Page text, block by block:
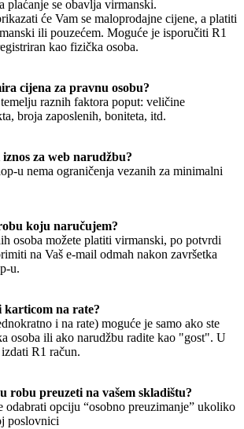
plaćanje se obavlja virmanski.
će Vam se maloprodajne cijene, a platiti
ili pouzećem. Moguće je isporučiti R1
kao fizička osoba.
cijena za pravnu osobu?
raznih faktora poput: veličine
broja zaposlenih, boniteta, itd.
za web narudžbu?
u nema ograničenja vezanih za minimalni
koju naručujem?
osoba možete platiti virmanski, po potvrdi
na Vaš e-mail odmah nakon završetka
u.
na rate?
i na rate) moguće je samo ako ste
osoba ili ako narudžbu radite kao "gost". U
R1 račun.
robu preuzeti na vašem skladištu?
opciju “osobno preuzimanje” ukoliko
poslovnici